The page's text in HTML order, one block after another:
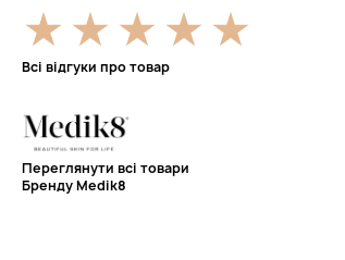
Всі відгуки про товар
Переглянути всі товари
Бренду Medik8